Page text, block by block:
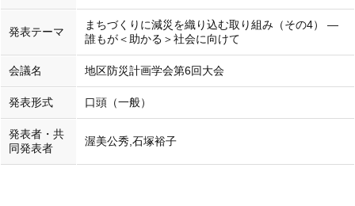
発表テーマ
まちづくりに減災を織り込む取り組み（その4） ―
誰もが＜助かる＞社会に向けて
会議名 地区防災計画学会第6回大会
発表形式 口頭（一般）
発表者・共
同発表者
渥美公秀,石塚裕子